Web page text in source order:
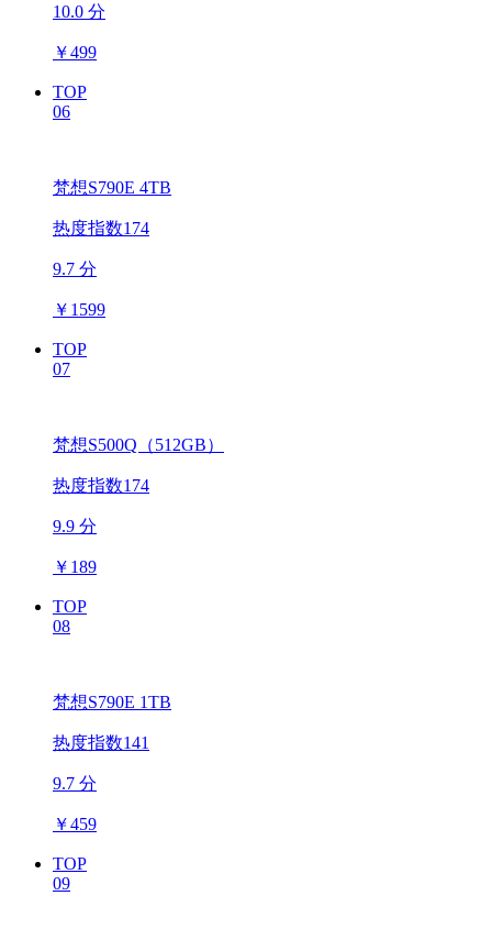
10.0 分
￥499
TOP
06
梵想S790E 4TB
热度指数174
9.7 分
￥ 1599
TOP
07
梵想S500Q（512GB）
热度指数174
9.9 分
￥ 189
TOP
08
梵想S790E 1TB
热度指数141
9.7 分
￥459
TOP
09